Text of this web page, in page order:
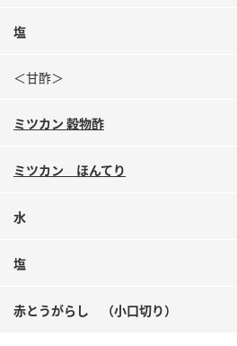
業務用サイト ミツカングループについて
塩
＜甘酢＞
ミツカン 穀物酢
ミツカン ほんてり
水
塩
赤とうがらし （小口切り）